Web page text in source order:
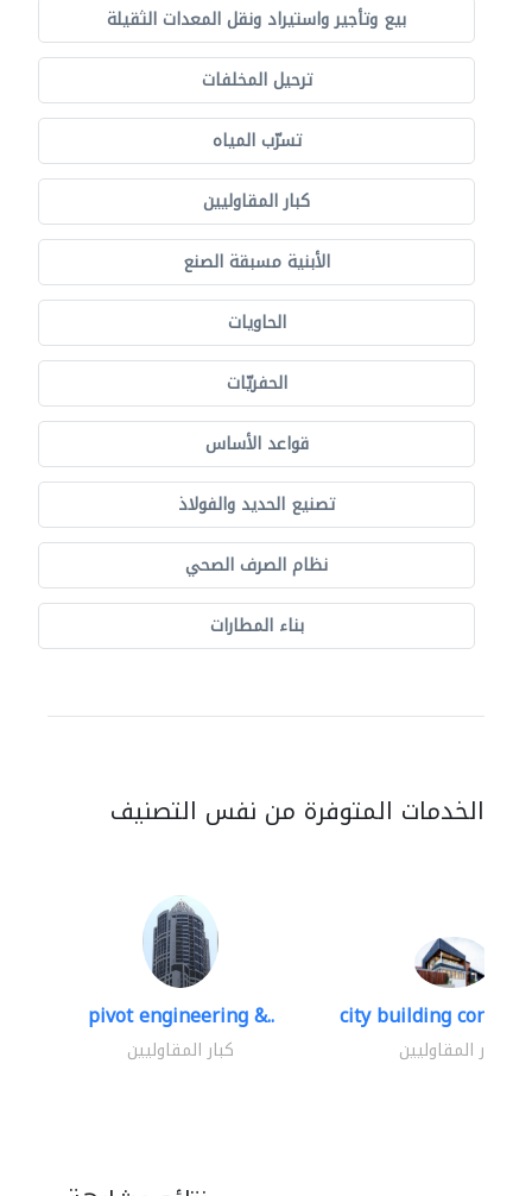
بيع وتأجير واستيراد ونقل المعدات الثقيلة
ترحيل المخلفات
تسرّب المياه
كبار المقاوليين
الأبنية مسبقة الصنع
الحاويات
الحفريّات
قواعد الأساس
تصنيع الحديد والفولاذ
نظام الصرف الصحي
بناء المطارات
الخدمات المتوفرة من نفس التصنيف
pivot engineering &..
كبار المقاوليين
city building
كبار المقاوليين